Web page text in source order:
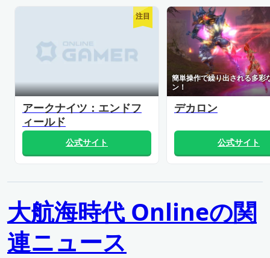
アークナイツ：エンドフ
ィールド
注目
公式サイト
デカロン
簡単操作で繰り出される多彩
ン！
公式サイト
大航海時代 Onlineの関
連ニュース